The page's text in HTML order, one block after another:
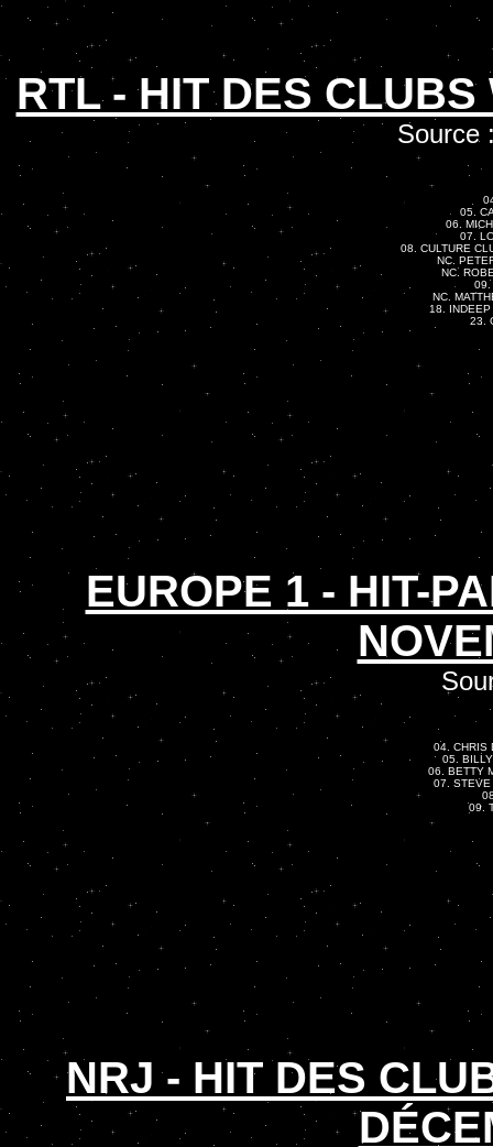
RTL - HIT DES
Source
05.
06.
07.
08. CULTURE
NC.
NC.
09.
NC.
18.
23.
EUROPE 1 - HIT-
04. CHRIS
05.
06. BETTY
07. STEVE
09.
NRJ - HIT DES